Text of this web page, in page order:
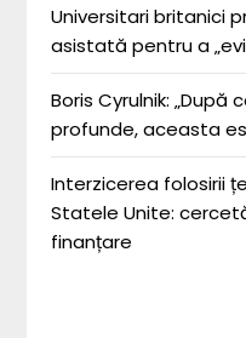
Universitari britanici
asistată pentru a
Boris Cyrulnik: „După
profunde, aceasta
Interzicerea folosirii
Statele Unite:
finanțare